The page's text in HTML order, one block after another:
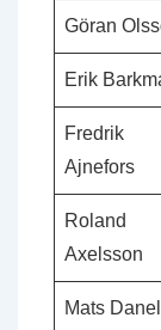
Göran
Erik
Fredrik
Ajnefors
Roland
Axelsson
Mats Danell